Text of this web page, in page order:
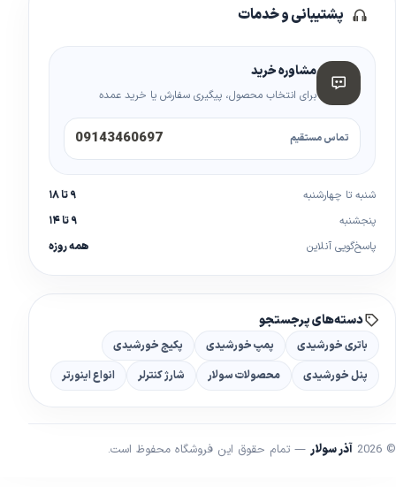
پشتیبانی و خدمات
مشاوره خرید
برای انتخاب محصول، پیگیری سفارش یا خرید عمده
تماس مستقیم 09143460697
شنبه تا چهارشنبه
۹ تا ۱۸
پنجشنبه
۹ تا ۱۴
پاسخ‌گویی آنلاین
همه روزه
دسته‌های پرجستجو
باتری خورشیدی پمپ خورشیدی
پکیج خورشیدی
پنل خورشیدی
محصولات سولار شارژ کنترلر انواع اینورتر
© 2026 آذر سولار — تمام حقوق این فروشگاه محفوظ است.